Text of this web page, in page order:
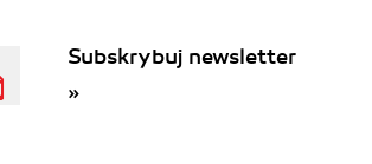
Subskrybuj newsletter
»